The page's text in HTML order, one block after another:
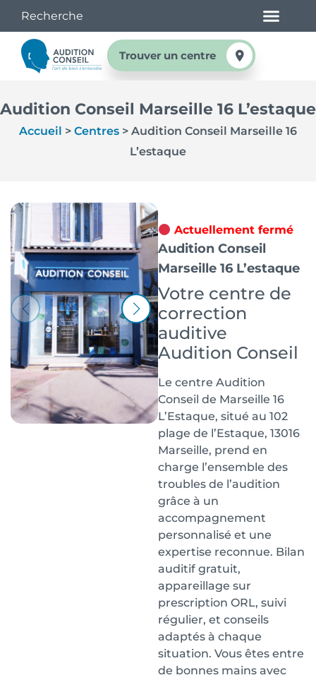
Trouver un centre
Audition Conseil Marseille 16 L’estaque
Accueil > Centres > Audition Conseil Marseille 16
L’estaque
Actuellement fermé
Audition Conseil
Marseille 16 L’estaque
Votre centre de
correction
auditive
Audition Conseil
Le centre Audition
Conseil de Marseille 16
L’Estaque, situé au 102
plage de l’Estaque, 13016
Marseille, prend en
charge l’ensemble des
troubles de l’audition
grâce à un
accompagnement
personnalisé et une
expertise reconnue. Bilan
auditif gratuit,
appareillage sur
prescription ORL, suivi
régulier, et conseils
adaptés à chaque
situation. Vous êtes entre
de bonnes mains avec